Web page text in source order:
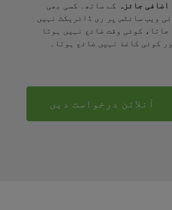
اضافی جائزہ
کے ساتھ۔ کسی بھی
ویب سائٹس پر ری ڈائریکٹ نہیں
جاتا، کوئی وقت ضائع نہیں ہوتا
کوئی کاغذ نہیں ضائع ہوتا۔
آنلائن درخواست دیں